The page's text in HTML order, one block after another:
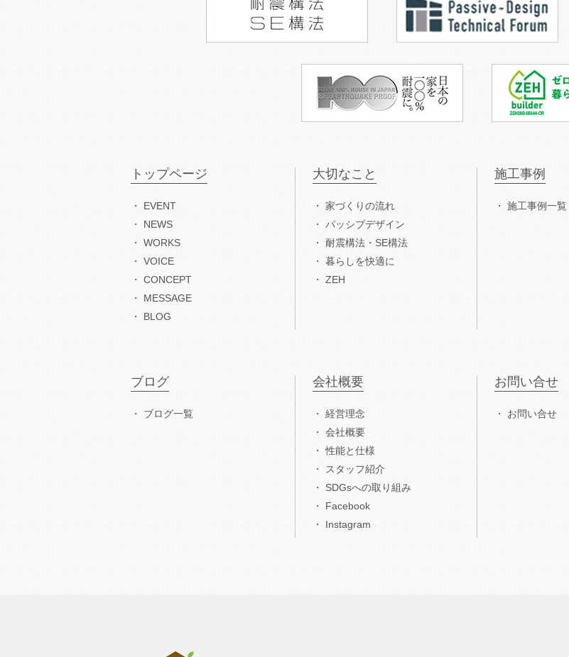
トップページ
EVENT
NEWS
WORKS
VOICE
CONCEPT
MESSAGE
BLOG
大切なこと
家づくりの流れ
パッシブデザイン
耐震構法・SE構法
暮らしを快適に
ZEH
施工事例
施工事例一覧
ブログ
ブログ一覧
会社概要
経営理念
会社概要
性能と仕様
スタッフ紹介
SDGsへの取り組み
Facebook
Instagram
お問い合せ
お問い合せ